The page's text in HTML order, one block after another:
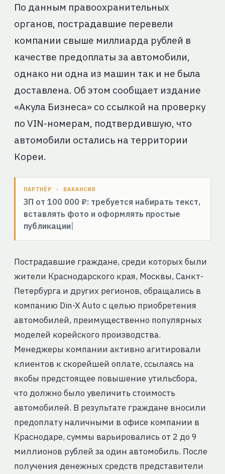
По данным правоохранительных
органов, пострадавшие перевели
компании свыше миллиарда рублей в
качестве предоплаты за автомобили,
однако ни одна из машин так и не была
доставлена. Об этом сообщает издание
«Акула Бизнеса» со ссылкой на проверку
по VIN-номерам, подтвердившую, что
автомобили остались на территории
Кореи.
ПАРТНЁР · ВАКАНСИЯ
ЗП от 100 000 ₽: требуется набирать текст,
вставлять фото и оформлять простые
публикации
Пострадавшие граждане, среди которых были
жители Краснодарского края, Москвы, Санкт-
Петербурга и других регионов, обращались в
компанию Din-X Auto с целью приобретения
автомобилей, преимущественно популярных
моделей корейского производства.
Менеджеры компании активно агитировали
клиентов к скорейшей оплате, ссылаясь на
якобы предстоящее повышение утильсбора,
что должно было увеличить стоимость
автомобилей. В результате граждане вносили
предоплату наличными в офисе компании в
Краснодаре, суммы варьировались от 2 до 9
миллионов рублей за один автомобиль. После
получения денежных средств представители